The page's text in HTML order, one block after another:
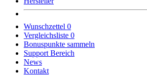
Wunschzettel 0
Vergleichsliste 0
Bonuspunkte sammeln
Support Bereich
News
Kontakt